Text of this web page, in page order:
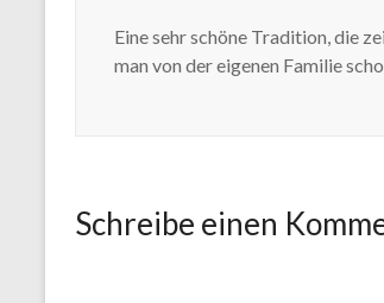
Eine sehr schöne Tradition, die
man von der eigenen Familie
Schreibe einen